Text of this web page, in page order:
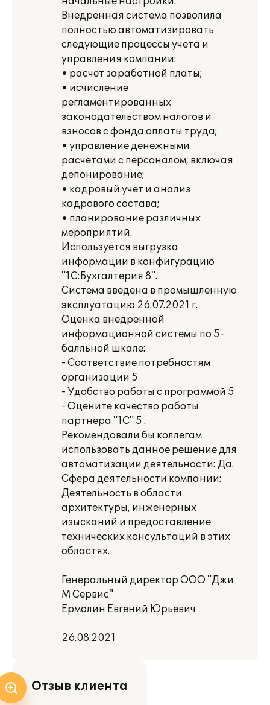
Внедренная система позволила
полностью автоматизировать
следующие процессы учета и
управления компании:
• расчет заработной платы;
• исчисление
регламентированных
законодательством налогов и
взносов с фонда оплаты труда;
• управление денежными
расчетами с персоналом, включая
депонирование;
• кадровый учет и анализ
кадрового состава;
• планирование различных
мероприятий.
Используется выгрузка
информации в конфигурацию
"1С:Бухгалтерия 8".
Система введена в промышленную
эксплуатацию 26.07.2021 г.
Оценка внедренной
информационной системы по 5-
балльной шкале:
- Соответствие потребностям
организации 5
- Удобство работы с программой 5
- Оцените качество работы
партнера "1С" 5 .
Рекомендовали бы коллегам
использовать данное решение для
автоматизации деятельности: Да.
Сфера деятельности компании:
Деятельность в области
архитектуры, инженерных
изысканий и предоставление
технических консультаций в этих
областях.
Генеральный директор ООО "Джи
М Сервис"
Ермолин Евгений Юрьевич
26.08.2021
Отзыв клиента